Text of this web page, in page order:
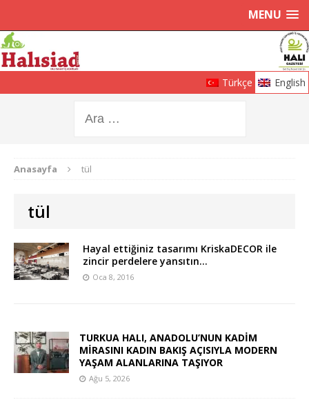
MENU
Türkçe English
Anasayfa tül
tül
Hayal ettiğiniz tasarımı KriskaDECOR ile
zincir perdelere yansıtın…
Oca 8, 2016
TURKUA HALI, ANADOLU’NUN KADİM
MİRASINI KADIN BAKIŞ AÇISIYLA MODERN
YAŞAM ALANLARINA TAŞIYOR
Ağu 5, 2026